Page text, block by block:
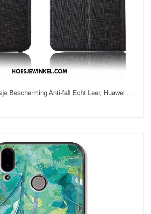
Huawei Nova 3 Hoesje Bescherming Anti-fall Echt Leer, Huawei Nova 3 Hoesje Mobiele Telefoon Clamshell